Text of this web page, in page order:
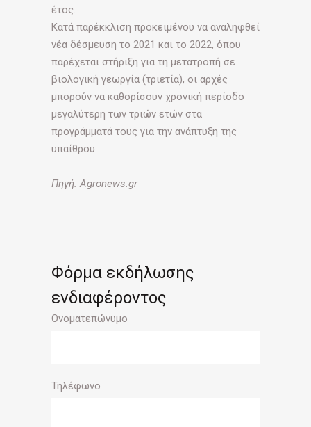
έτος.
Κατά παρέκκλιση προκειµένου να αναληφθεί
νέα δέσµευση το 2021 και το 2022, όπου
παρέχεται στήριξη για τη µετατροπή σε
βιολογική γεωργία (τριετία), οι αρχές
µπορούν να καθορίσουν χρονική περίοδο
µεγαλύτερη των τριών ετών στα
προγράµµατά τους για την ανάπτυξη της
υπαίθρου
Πηγή: Agronews.gr
Φόρμα εκδήλωσης
ενδιαφέροντος
Ονοματεπώνυμο
Τηλέφωνο